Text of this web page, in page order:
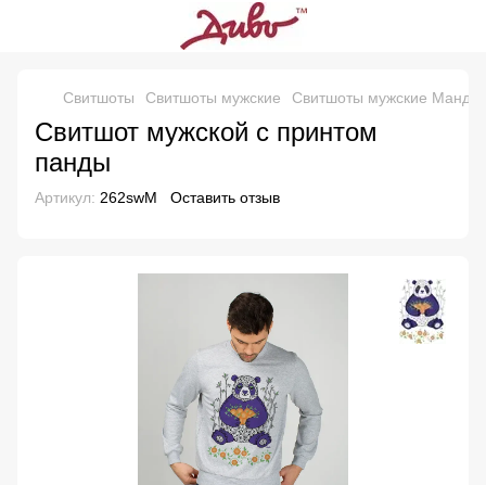
Свитшоты Свитшоты мужские Свитшоты мужские
Свитшот мужской с принтом
панды
Артикул: 262swM Оставить отзыв